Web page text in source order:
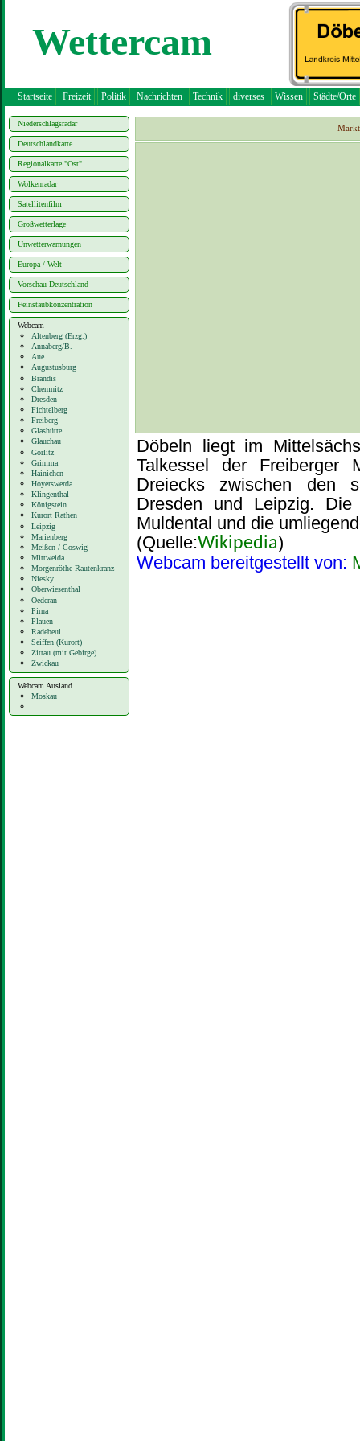
Wettercam
Startseite Freizeit Politik Nachrichten Technik diverses Wissen Städte/Orte
Niederschlagsradar
Deutschlandkarte
Regionalkarte "Ost"
Wolkenradar
Satellitenfilm
Großwetterlage
Unwetterwarnungen
Europa / Welt
Vorschau Deutschland
Feinstaubkonzentration
Webcam
Altenberg (Erzg.)
Annaberg/B.
Aue
Augustusburg
Brandis
Chemnitz
Dresden
Fichtelberg
Freiberg
Glashütte
Glauchau
Görlitz
Grimma
Hainichen
Hoyerswerda
Klingenthal
Königstein
Kurort Rathen
Leipzig
Marienberg
Meißen / Coswig
Mittweida
Morgenröthe-Rautenkranz
Niesky
Oberwiesenthal
Oederan
Pirna
Plauen
Radebeul
Seiffen (Kurort)
Zittau (mit Gebirge)
Zwickau
Webcam Ausland
Moskau
Döbeln liegt im
Talkessel der
Dreiecks zwischen den
Dresden und Leipzig.
Muldental und die
(Quelle:Wikipedia)
Webcam bereitgestellt von: